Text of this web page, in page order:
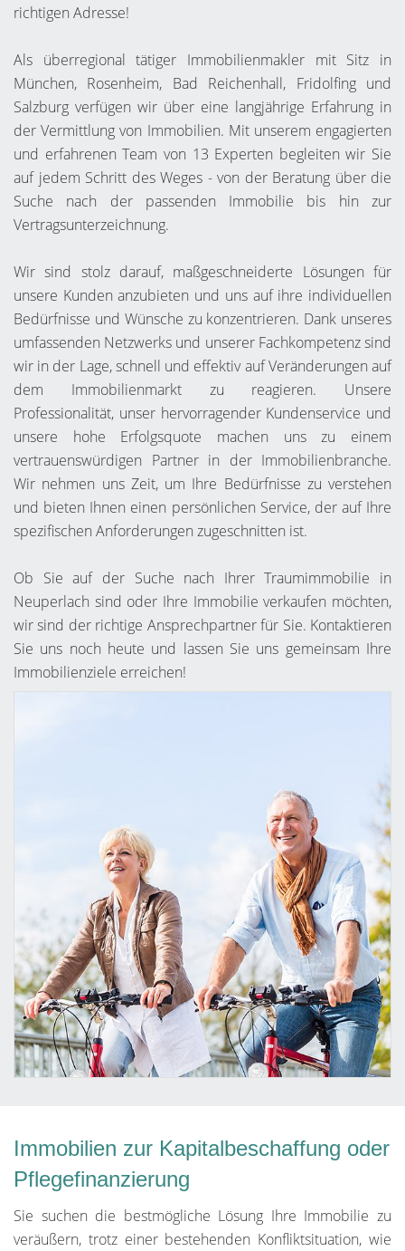
richtigen Adresse!
Als überregional tätiger Immobilienmakler mit Sitz in
München, Rosenheim, Bad Reichenhall, Fridolfing und
Salzburg verfügen wir über eine langjährige Erfahrung in
der Vermittlung von Immobilien. Mit unserem engagierten
und erfahrenen Team von 13 Experten begleiten wir Sie
auf jedem Schritt des Weges - von der Beratung über die
Suche nach der passenden Immobilie bis hin zur
Vertragsunterzeichnung.
Wir sind stolz darauf, maßgeschneiderte Lösungen für
unsere Kunden anzubieten und uns auf ihre individuellen
Bedürfnisse und Wünsche zu konzentrieren. Dank unseres
umfassenden Netzwerks und unserer Fachkompetenz sind
wir in der Lage, schnell und effektiv auf Veränderungen auf
dem Immobilienmarkt zu reagieren. Unsere
Professionalität, unser hervorragender Kundenservice und
unsere hohe Erfolgsquote machen uns zu einem
vertrauenswürdigen Partner in der Immobilienbranche.
Wir nehmen uns Zeit, um Ihre Bedürfnisse zu verstehen
und bieten Ihnen einen persönlichen Service, der auf Ihre
spezifischen Anforderungen zugeschnitten ist.
Ob Sie auf der Suche nach Ihrer Traumimmobilie in
Neuperlach sind oder Ihre Immobilie verkaufen möchten,
wir sind der richtige Ansprechpartner für Sie. Kontaktieren
Sie uns noch heute und lassen Sie uns gemeinsam Ihre
Immobilienziele erreichen!
Immobilien zur Kapitalbeschaffung oder
Pflegefinanzierung
Sie suchen die bestmögliche Lösung Ihre Immobilie zu
veräußern, trotz einer bestehenden Konfliktsituation, wie